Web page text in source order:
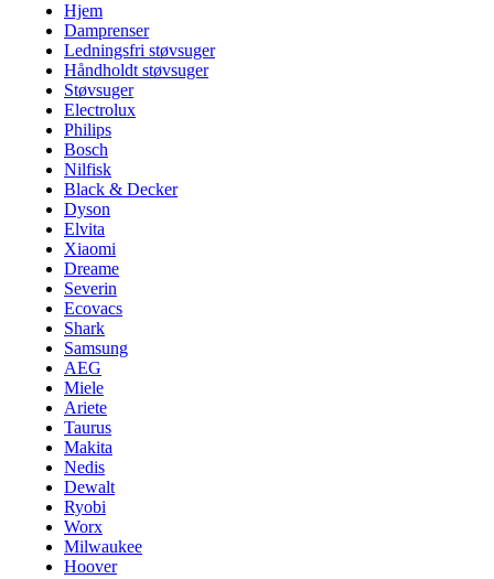
Hjem
Damprenser
Ledningsfri støvsuger
Håndholdt støvsuger
Støvsuger
Electrolux
Philips
Bosch
Nilfisk
Black & Decker
Dyson
Elvita
Xiaomi
Dreame
Severin
Ecovacs
Shark
Samsung
AEG
Miele
Ariete
Taurus
Makita
Nedis
Dewalt
Ryobi
Worx
Milwaukee
Hoover